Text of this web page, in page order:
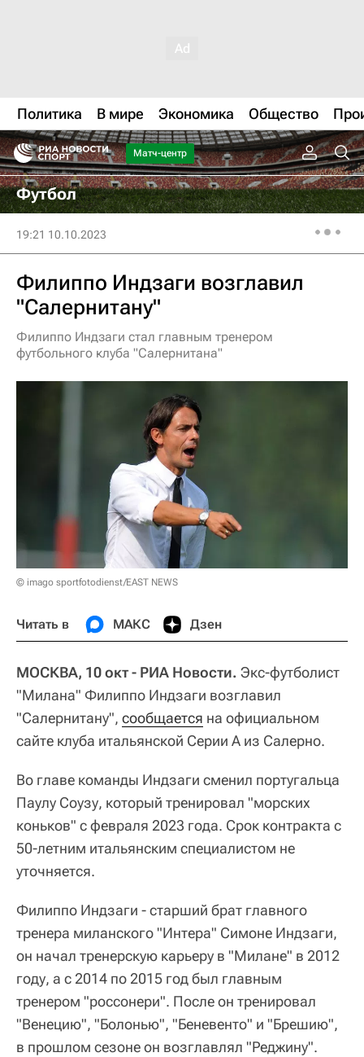
Политика В мире Экономика Общество
Матч-центр
Футбол
19:21 10.10.2023
Филиппо Индзаги возглавил
"Салернитану"
Филиппо Индзаги стал главным тренером
футбольного клуба "Салернитана"
© imago sportfotodienst/EAST NEWS
Читать в МАКС Дзен
МОСКВА, 10 окт - РИА Новости. Экс-футболист
"Милана" Филиппо Индзаги возглавил
"Салернитану", сообщается на официальном
сайте клуба итальянской Серии A из Салерно.
Во главе команды Индзаги сменил португальца
Паулу Соузу, который тренировал "морских
коньков" с февраля 2023 года. Срок контракта с
50-летним итальянским специалистом не
уточняется.
Филиппо Индзаги - старший брат главного
тренера миланского "Интера" Симоне Индзаги,
он начал тренерскую карьеру в "Милане" в 2012
году, а с 2014 по 2015 год был главным
тренером "россонери". После он тренировал
"Венецию", "Болонью", "Беневенто" и "Брешию",
в прошлом сезоне он возглавлял "Реджину".